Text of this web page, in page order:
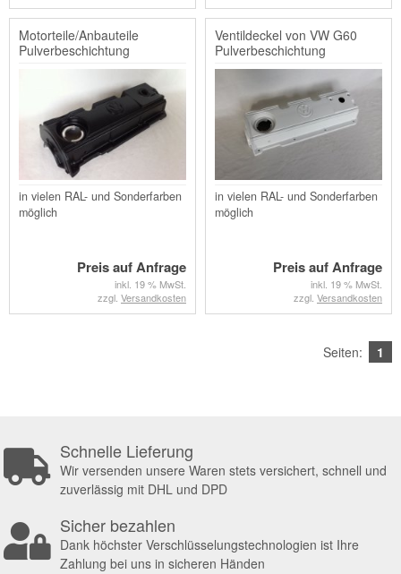
Motorteile/Anbauteile
Pulverbeschichtung
in vielen RAL- und Sonderfarben
möglich
Preis auf Anfrage
inkl. 19 % MwSt.
zzgl. Versandkosten
Ventildeckel von VW G60
Pulverbeschichtung
in vielen RAL- und Sonderfarben
möglich
Preis auf Anfrage
inkl. 19 % MwSt.
zzgl. Versandkosten
Seiten: 1
Schnelle Lieferung
Wir versenden unsere Waren stets versichert, schnell und
zuverlässig mit DHL und DPD
Sicher bezahlen
Dank höchster Verschlüsselungstechnologien ist Ihre
Zahlung bei uns in sicheren Händen